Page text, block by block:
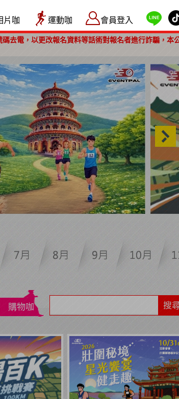
片咖 運動咖 會員登入
去電，以更改報名資料等話術對報名者進行詐騙，本
購物咖 搜